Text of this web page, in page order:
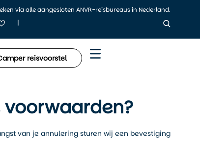
via alle aangesloten ANVR-reisbureaus in Nederland.
|
reisvoorstel
van je annulering sturen wij een bevestiging